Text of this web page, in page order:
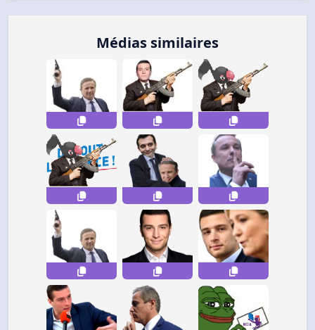
Médias similaires